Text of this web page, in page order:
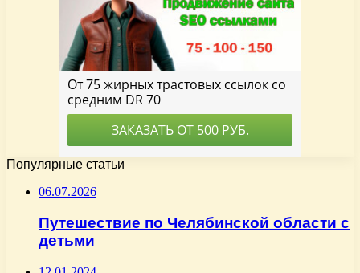
Популярные статьи
06.07.2026
Путешествие по Челябинской области с
детьми